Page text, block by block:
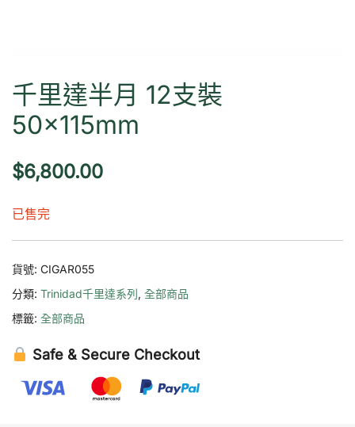
千里達半月 12支裝
50×115mm
$6,800.00
已售完
貨號: CIGAR055
分類: Trinidad千里達系列, 全部商品
標籤: 全部商品
Safe & Secure Checkout